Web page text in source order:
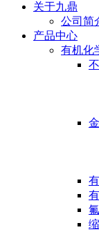
关于九鼎
公司简
产品中心
有机化